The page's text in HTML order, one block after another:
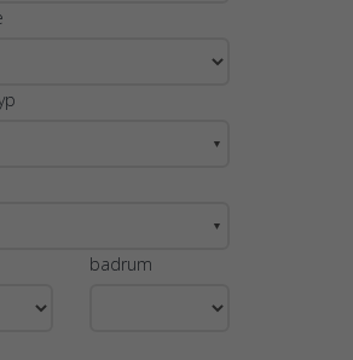
▼
▼
badrum